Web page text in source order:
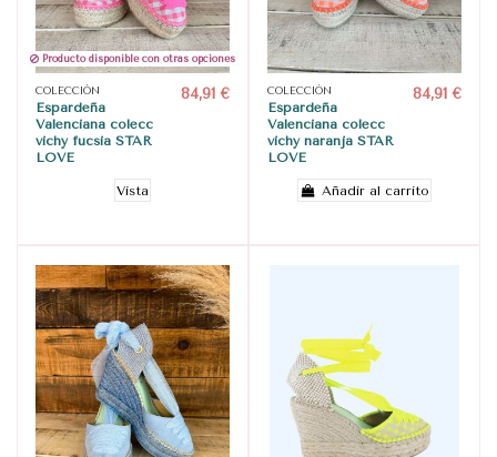
Producto disponible con otras opciones
COLECCIÓN
Espardeña
Valenciana colecc
vichy fucsia STAR
LOVE
84,91 €
Vista
COLECCIÓN
Espardeña
Valenciana colecc
vichy naranja STAR
LOVE
84,91 €
Añadir al carrito